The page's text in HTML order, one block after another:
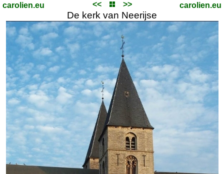
carolien.eu << >> carolien.eu
De kerk van Neerijse